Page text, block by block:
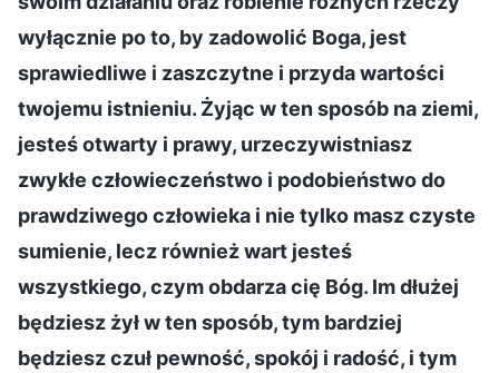
wyłącznie po to, by zadowolić Boga, jest
sprawiedliwe i zaszczytne i przyda wartości
twojemu istnieniu. Żyjąc w ten sposób na ziemi,
jesteś otwarty i prawy, urzeczywistniasz
zwykłe człowieczeństwo i podobieństwo do
prawdziwego człowieka i nie tylko masz czyste
sumienie, lecz również wart jesteś
wszystkiego, czym obdarza cię Bóg. Im dłużej
będziesz żył w ten sposób, tym bardziej
będziesz czuł pewność, spokój i radość, i tym